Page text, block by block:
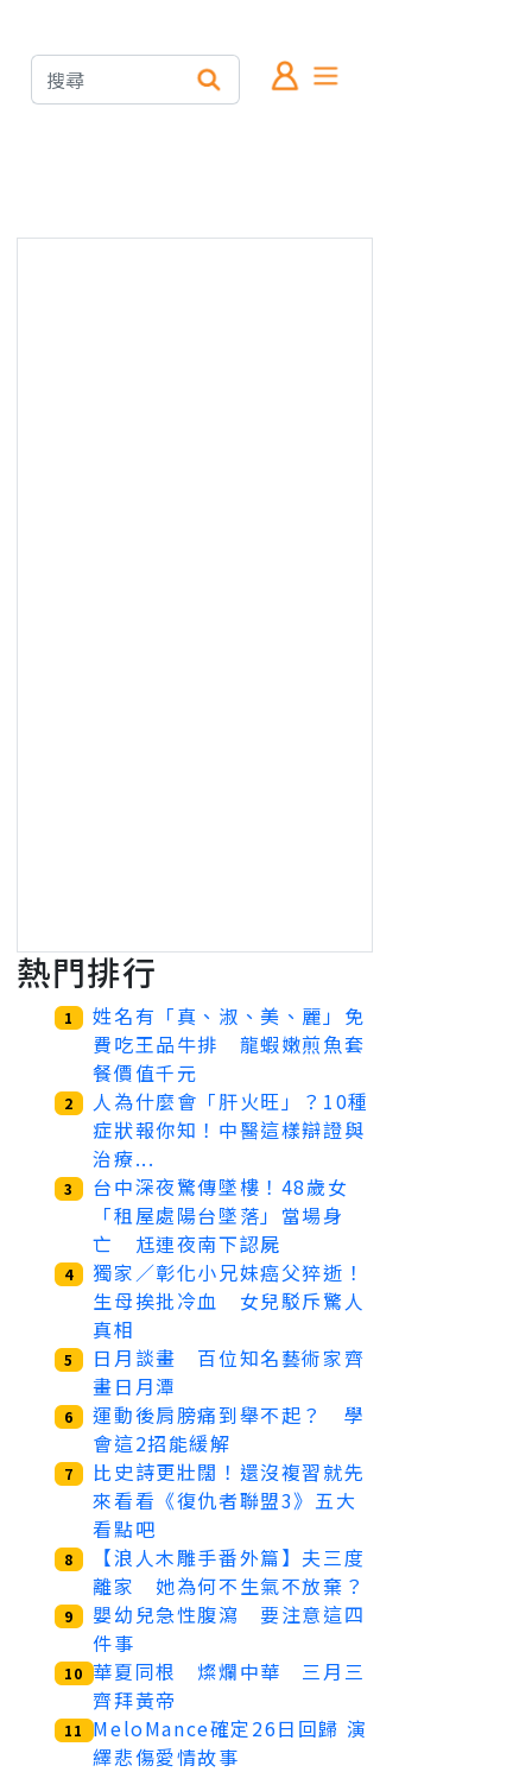
熱門排行
1
姓名有「真、淑、美、麗」免
費吃王品牛排 龍蝦嫩煎魚套
餐價值千元
2
人為什麼會「肝火旺」？10種
症狀報你知！中醫這樣辯證與
治療...
3
台中深夜驚傳墜樓！48歲女
「租屋處陽台墜落」當場身
亡 尪連夜南下認屍
4
獨家／彰化小兄妹癌父猝逝！
生母挨批冷血 女兒駁斥驚人
真相
5
日月談畫 百位知名藝術家齊
畫日月潭
6
運動後肩膀痛到舉不起？ 學
會這2招能緩解
7
比史詩更壯闊！還沒複習就先
來看看《復仇者聯盟3》五大
看點吧
8
【浪人木雕手番外篇】夫三度
離家 她為何不生氣不放棄？
9
嬰幼兒急性腹瀉 要注意這四
件事
10 華夏同根 燦爛中華 三月三
齊拜黃帝
11
MeloMance確定26日回歸 演
繹悲傷愛情故事